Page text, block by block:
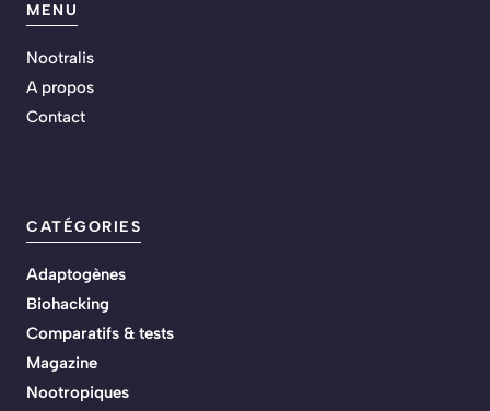
MENU
Nootralis
A propos
Contact
CATÉGORIES
Adaptogènes
Biohacking
Comparatifs & tests
Magazine
Nootropiques